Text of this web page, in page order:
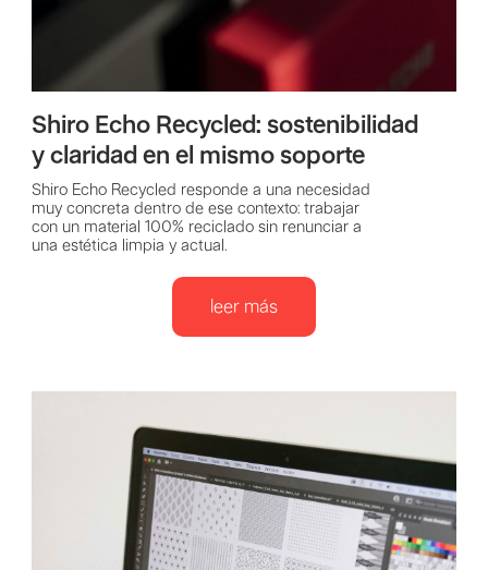
Shiro Echo Recycled: sostenibilidad
y claridad en el mismo soporte
Shiro Echo Recycled responde a una necesidad
muy concreta dentro de ese contexto: trabajar
con un material 100% reciclado sin renunciar a
una estética limpia y actual.
leer más